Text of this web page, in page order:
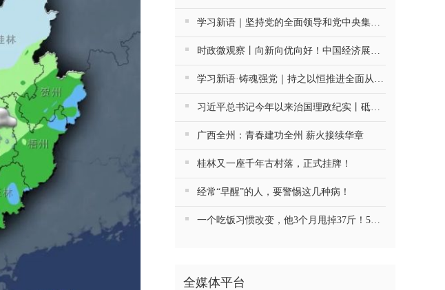
学习新语｜坚持党的全面领导和党中央集中统一领导
时政微观察丨向新向优向好！中国经济展现强大韧性和活力
学习新语·铸魂强党｜持之以恒推进全面从严治党
习近平总书记今年以来治国理政纪实丨砥砺初心使命 把党建设得更加坚强有力
广西全州：青春建功全州 薪火接续华章
桂林又一座千年古村落，正式挂牌！
经常“早醒”的人，要警惕这几种病！
一个吃饭习惯改变，他3个月甩掉37斤！5种慢病药停了4种
全媒体平台